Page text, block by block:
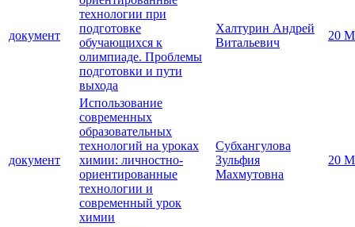
документ
технологии при
подготовке
обучающихся к
олимпиаде. Проблемы
подготовки и пути
выхода
Халтурин Андрей
Витальевич
20
документ
Использование
современных
образовательных
технологий на уроках
химии: личностно-
ориентированные
технологии и
современный урок
химии
Субхангулова
Зульфия
Махмутовна
20